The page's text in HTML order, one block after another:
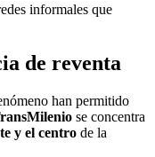
informales que
de reventa
han permitido
se concentra
y el centro de la